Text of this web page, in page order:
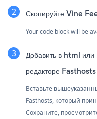
Скопируйте Vine
Your code block will be
Добавить в html или
редакторе Fasthosts
Вставьте
Fasthosts, который
Сохраните,